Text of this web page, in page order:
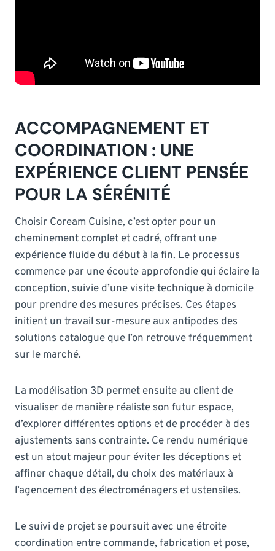
ACCOMPAGNEMENT ET
COORDINATION : UNE
EXPÉRIENCE CLIENT PENSÉE
POUR LA SÉRÉNITÉ
Choisir Coream Cuisine, c’est opter pour un
cheminement complet et cadré, offrant une
expérience fluide du début à la fin. Le processus
commence par une écoute approfondie qui éclaire la
conception, suivie d’une visite technique à domicile
pour prendre des mesures précises. Ces étapes
initient un travail sur-mesure aux antipodes des
solutions catalogue que l’on retrouve fréquemment
sur le marché.
La modélisation 3D permet ensuite au client de
visualiser de manière réaliste son futur espace,
d’explorer différentes options et de procéder à des
ajustements sans contrainte. Ce rendu numérique
est un atout majeur pour éviter les déceptions et
affiner chaque détail, du choix des matériaux à
l’agencement des électroménagers et ustensiles.
Le suivi de projet se poursuit avec une étroite
coordination entre commande, fabrication et pose,